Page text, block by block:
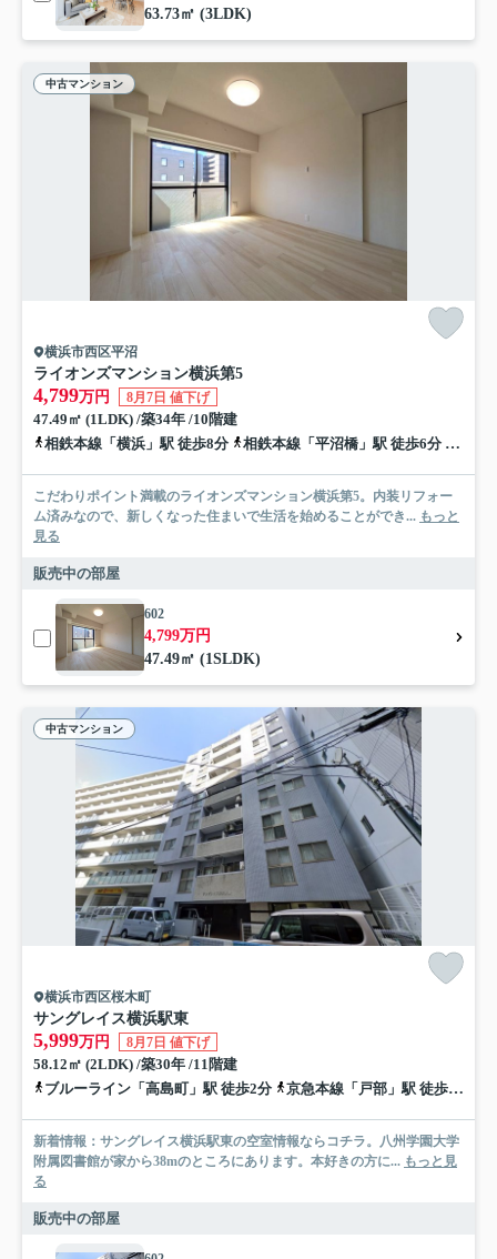
63.73㎡ (3LDK)
中古マンション
横浜市西区平沼
ライオンズマンション横浜第5
4,799万円 8月7日 値下げ
47.49㎡ (1LDK) /築34年 /10階建
相鉄本線「横浜」駅 徒歩8分
相鉄本線「平沼橋」駅 徒歩6分 ブル
こだわりポイント満載のライオンズマンション横浜第5。内装リフォー
ム済みなので、新しくなった住まいで生活を始めることができ... もっと
見る
販売中の部屋
602
4,799万円
47.49㎡ (1SLDK)
中古マンション
横浜市西区桜木町
サングレイス横浜駅東
5,999万円 8月7日 値下げ
58.12㎡ (2LDK) /築30年 /11階建
ブルーライン「高島町」駅 徒歩2分
京急本線「戸部」駅 徒歩6分
新着情報：サングレイス横浜駅東の空室情報ならコチラ。八州学園大学
附属図書館が家から38mのところにあります。本好きの方に... もっと見
る
販売中の部屋